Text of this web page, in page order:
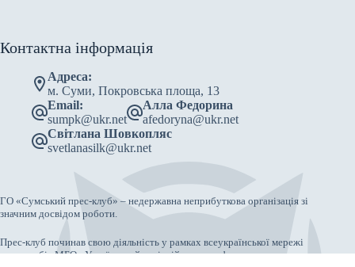
Контактна інформація
Адреса:
м. Суми, Покровська площа, 13
Email:
sumpk@ukr.net
Алла Федорина
afedoryna@ukr.net
Світлана Шовкопляс
svetlanasilk@ukr.net
ГО «Сумський прес-клуб» – недержавна неприбуткова організація зі
значним досвідом роботи.
Прес-клуб починав свою діяльність у рамках всеукраїнської мережі
прес-клубів МБО «Український освітній центр реформ».